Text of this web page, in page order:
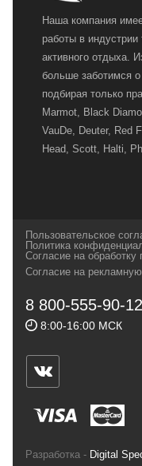
Наша компания
работы в
активного отдыха.
больше заботимся
подбирая только
Marmot, Black
VauDe, Deuter, Red
Head, Scott, Halti,
и взыскательных
спортсменов и
Геннадьевич
ИНН 590300057023
ул.Советская, 25,
Тел./факс (342)
Пользовательское
Политика
Согласие на
Согласие на
8 800-555-90-12
8:00-16:00 МСК
Разработка - Digital